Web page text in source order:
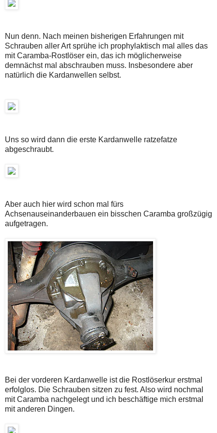
Nun denn. Nach meinen bisherigen Erfahrungen mit
Schrauben aller Art sprühe ich prophylaktisch mal alles das
mit Caramba-Rostlöser ein, das ich möglicherweise
demnächst mal abschrauben muss. Insbesondere aber
natürlich die Kardanwellen selbst.
Uns so wird dann die erste Kardanwelle ratzefatze
abgeschraubt.
Aber auch hier wird schon mal fürs
Achsenauseinanderbauen ein bisschen Caramba großzügig
aufgetragen.
Bei der vorderen Kardanwelle ist die Rostlöserkur erstmal
erfolglos. Die Schrauben sitzen zu fest. Also wird nochmal
mit Caramba nachgelegt und ich beschäftige mich erstmal
mit anderen Dingen.